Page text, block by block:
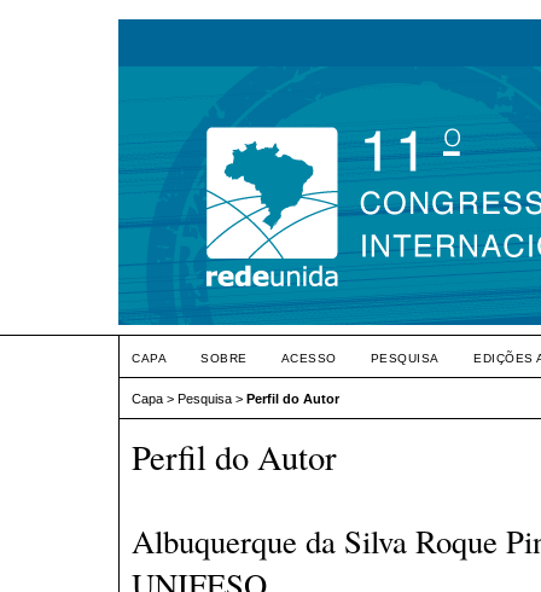
CAPA SOBRE ACESSO PESQUISA EDIÇÕES
Capa > Pesquisa > Perfil do Autor
Perfil do Autor
Albuquerque da Silva Roque